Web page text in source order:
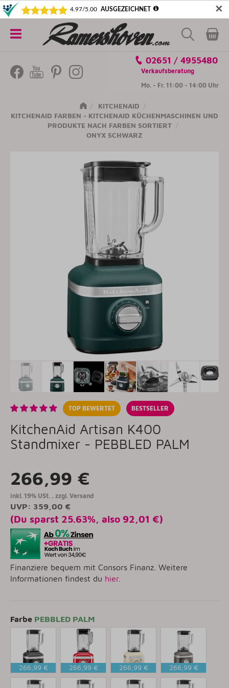
✕
5€ SICHERN! NEWSLETTER ABONNIEREN
Kategorien
02651 / 4955480
Verkaufsberatung
Mo. - Fr. 11:00 - 14:00 Uhr
KITCHENAID
KITCHENAID FARBEN - KITCHENAID KÜCHENMASCHINEN UND
PRODUKTE NACH FARBEN SORTIERT
ONYX SCHWARZ
TOP BEWERTET BESTSELLER
KitchenAid Artisan K400
Standmixer - PEBBLED PALM
266,99 €
inkl. 19% USt. , zzgl. Versand
UVP: 359,00 €
(Du sparst 25.63%, also 92,01 €)
Finanziere bequem mit Consors Finanz. Weitere
Informationen findest du hier.
Farbe PEBBLED PALM
GUSSEISEN
266,99 €
LIEBESAPFEL
266,99 €
CREME
266,99 €
IMPERIAL
266,99 €